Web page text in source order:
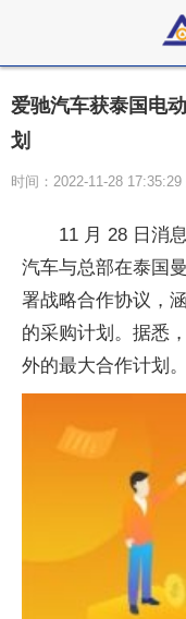
爱驰汽车获泰国电
划
时间：2022-11-28
11 月 28 日消
汽车与总部在泰国
署战略合作协议，
的采购计划。据悉
外的最大合作计划。